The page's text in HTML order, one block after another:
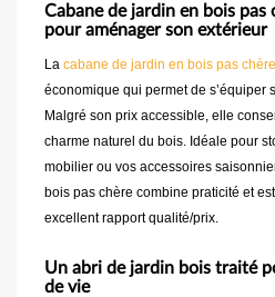
Cabane de jardin en bois pas
pour aménager son extérieur
La cabane de jardin en bois pas chère
économique qui permet de s’équiper
Malgré son prix accessible, elle
charme naturel du bois. Idéale pour
mobilier ou vos accessoires
bois pas chère combine praticité et
excellent rapport qualité/prix.
Un abri de jardin bois traité
de vie